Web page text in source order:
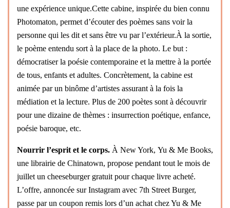
une expérience unique.Cette cabine, inspirée du bien connu
Photomaton, permet d’écouter des poèmes sans voir la
personne qui les dit et sans être vu par l’extérieur.À la sortie,
le poème entendu sort à la place de la photo. Le but :
démocratiser la poésie contemporaine et la mettre à la portée
de tous, enfants et adultes. Concrètement, la cabine est
animée par un binôme d’artistes assurant à la fois la
médiation et la lecture. Plus de 200 poètes sont à découvrir
pour une dizaine de thèmes : insurrection poétique, enfance,
poésie baroque, etc.
Nourrir l’esprit et le corps. À New York, Yu & Me Books,
une librairie de Chinatown, propose pendant tout le mois de
juillet un cheeseburger gratuit pour chaque livre acheté.
L’offre, annoncée sur Instagram avec 7th Street Burger,
passe par un coupon remis lors d’un achat chez Yu & Me